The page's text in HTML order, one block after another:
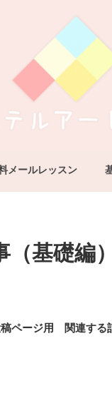
メールレッスン
基礎編
ページ用 関連する